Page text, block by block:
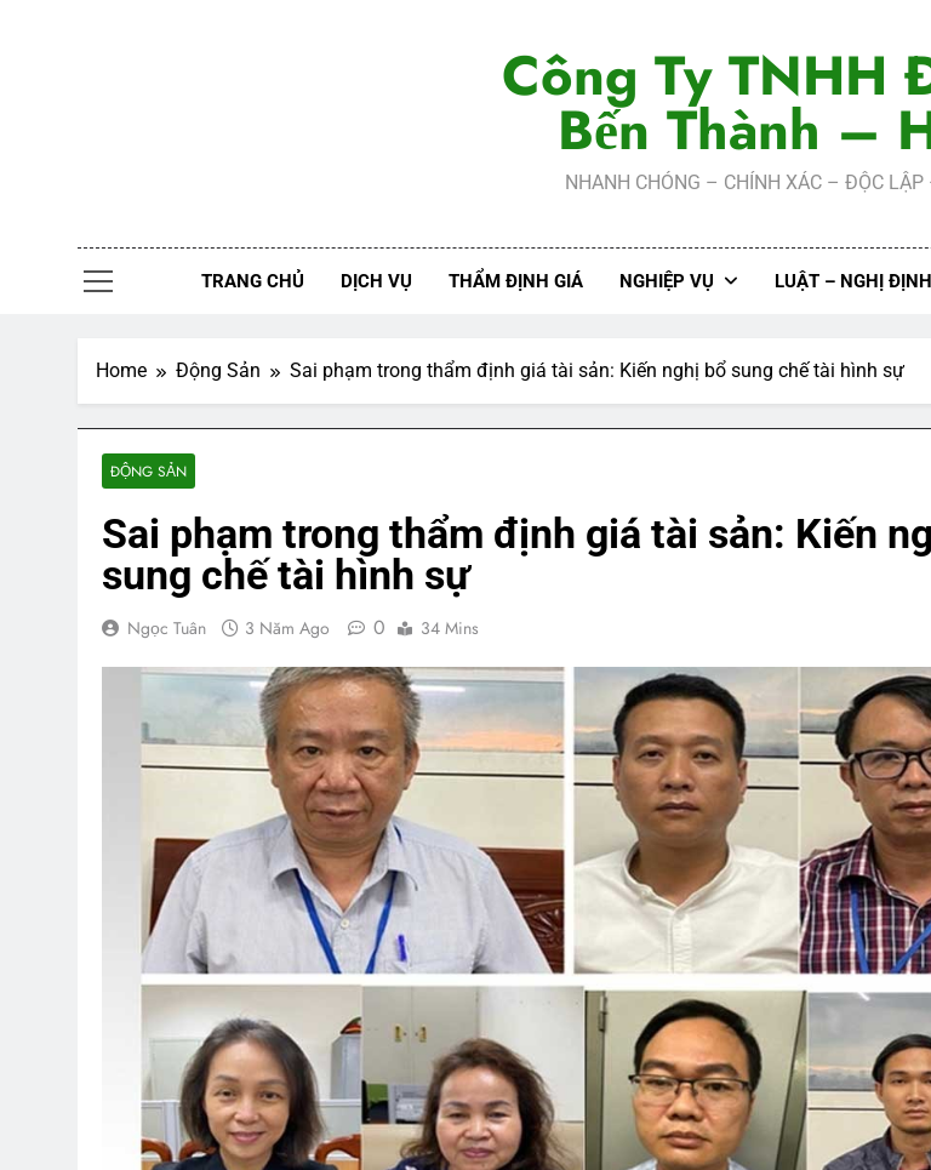
Công Ty TNHH
Bến Thành –
NHANH CHÓNG – CHÍNH XÁC – ĐỘC LẬP
TRANG CHỦ DỊCH VỤ THẨM ĐỊNH GIÁ NGHIỆP VỤ LUẬT – NGHỊ ĐỊNH
Home Động Sản Sai phạm trong thẩm định giá tài sản: Kiến nghị bổ sung chế tài hình sự
ĐỘNG SẢN
Sai phạm trong thẩm định giá tài sản: Kiến
sung chế tài hình sự
Ngọc Tuân 3 Năm Ago 0 34 Mins